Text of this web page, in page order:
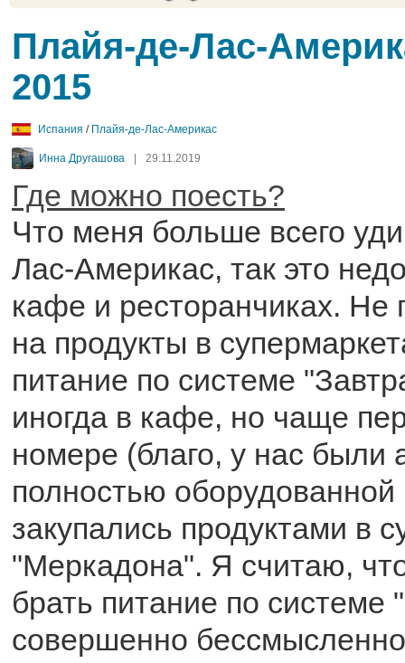
Плайя-де-Лас-
2015
Испания / Плайя-де-Лас-Америкас
Инна Другашова 29.11.2019
Где можно поесть?
Что меня больше всего
Лас-Америкас, так это
кафе и ресторанчиках. Не
на продукты в
питание по системе
иногда в кафе, но чаще
номере (благо, у нас были
полностью оборудованной
закупались продуктами в
"Меркадона". Я считаю,
брать питание по системе
совершенно